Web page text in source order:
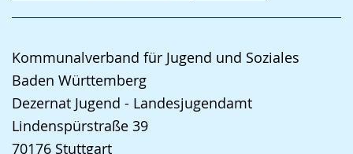
Kommunalverband für Jugend und Soziales
Baden Württemberg
Dezernat Jugend - Landesjugendamt
Lindenspürstraße 39
70176 Stuttgart